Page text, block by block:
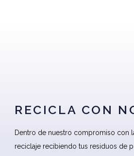
RECICLA CON
Dentro de nuestro compromiso con
reciclaje recibiendo tus residuos de